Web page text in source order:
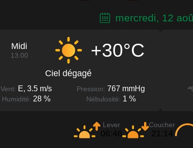
mercredi, 12
Midi
13:00 +30°C
Ciel dégagé
Vent: E, 3.5 m/s Pression: 767 mmHg
Humidité: 28 % Nébulosité: 1 %
Lever
06:46
Coucher
21:14